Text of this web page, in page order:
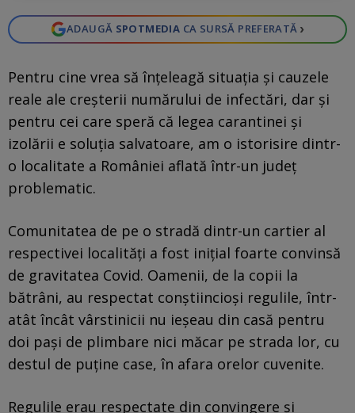
ADAUGĂ SPOTMEDIA CA SURSĂ PREFERATĂ ›
Pentru cine vrea să înțeleagă situația și cauzele
reale ale creșterii numărului de infectări, dar și
pentru cei care speră că legea carantinei și
izolării e soluția salvatoare, am o istorisire dintr-
o localitate a României aflată într-un județ
problematic.
Comunitatea de pe o stradă dintr-un cartier al
respectivei localități a fost inițial foarte convinsă
de gravitatea Covid. Oamenii, de la copii la
bătrâni, au respectat conștiincioși regulile, într-
atât încât vârstinicii nu ieșeau din casă pentru
doi pași de plimbare nici măcar pe strada lor, cu
destul de puține case, în afara orelor cuvenite.
Regulile erau respectate din convingere și